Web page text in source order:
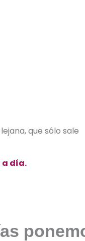
que sólo sale
a día.